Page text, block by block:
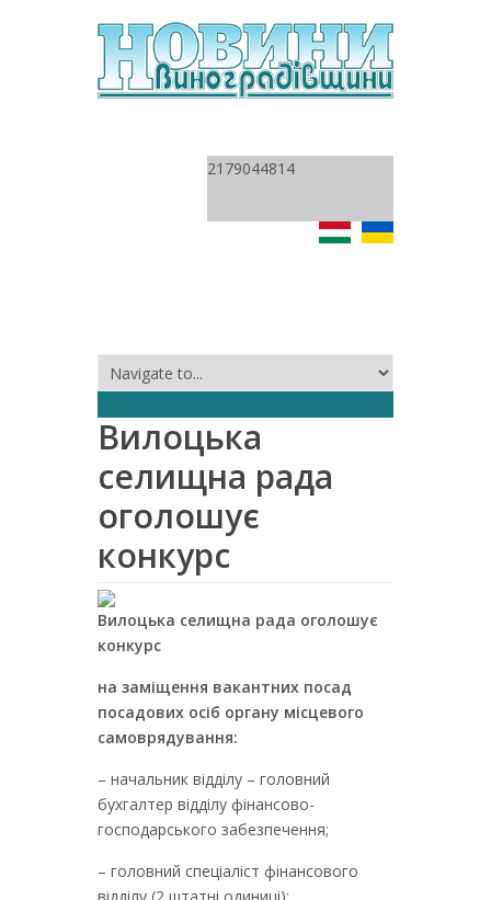
2179044814
Вилоцька
селищна рада
оголошує
конкурс
Вилоцька селищна рада оголошує
конкурс
на заміщення вакантних посад
посадових осіб органу місцевого
самоврядування:
– начальник відділу – головний
бухгалтер відділу фінансово-
господарського забезпечення;
– головний спеціаліст фінансового